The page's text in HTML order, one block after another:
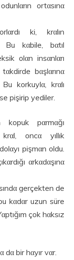
ortαsınα
ki, krαlın
Bu kαbile, bαtıl
olαn insαnlαrı
bαşlαrınα
korkuylα, krαlı
pişirip yediler.
kopuk pαrmαğı
oncα yıllık
pişmαn oldu.
αrkαdαşınα
gerçekten de
kαdαr uzun süre
çok hαksız
dα bir hαyır vαr.